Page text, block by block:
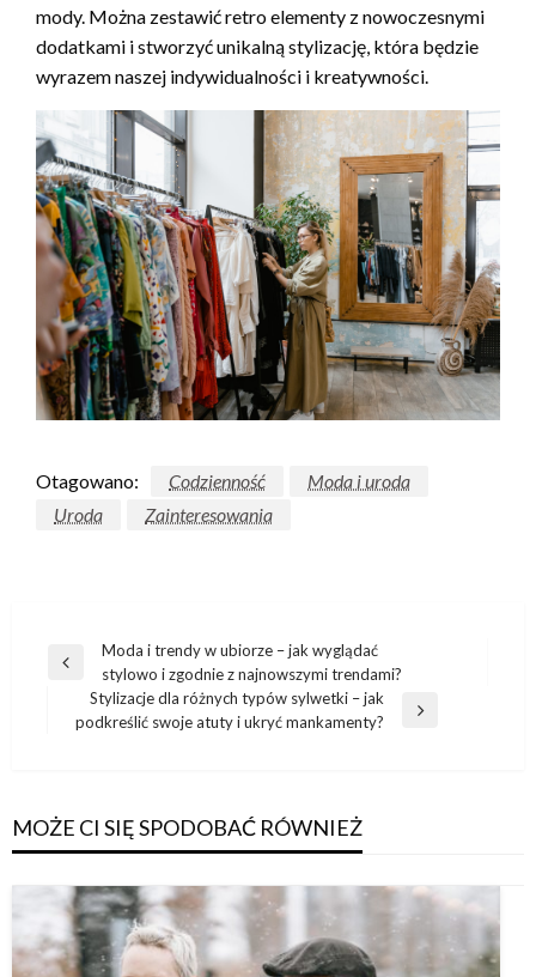
mody. Można zestawić retro elementy z nowoczesnymi
dodatkami i stworzyć unikalną stylizację, która będzie
wyrazem naszej indywidualności i kreatywności.
Otagowano: Codzienność
Moda i uroda
Uroda
Zainteresowania
Nawigacja
wpisu
Poprzedni
Moda i trendy w ubiorze – jak wyglądać
stylowo i zgodnie z najnowszymi trendami?
Następny
Stylizacje dla różnych typów sylwetki – jak
podkreślić swoje atuty i ukryć mankamenty?
MOŻE CI SIĘ SPODOBAĆ RÓWNIEŻ